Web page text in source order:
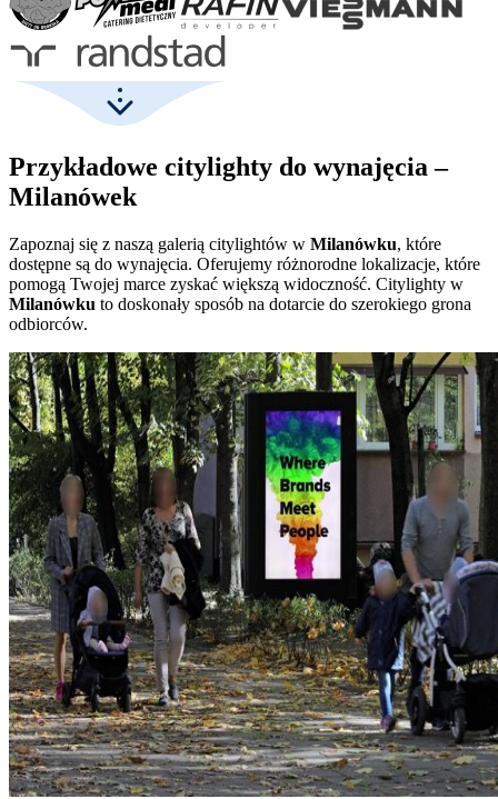
Przykładowe citylighty do wynajęcia –
Milanówek
Zapoznaj się z naszą galerią citylightów w Milanówku, które
dostępne są do wynajęcia. Oferujemy różnorodne lokalizacje, które
pomogą Twojej marce zyskać większą widoczność. Citylighty w
Milanówku to doskonały sposób na dotarcie do szerokiego grona
odbiorców.